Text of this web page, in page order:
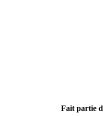
Fait partie